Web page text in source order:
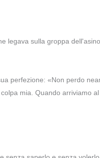
legava sulla groppa
perfezione: «Non perdo
mia. Quando arriviamo